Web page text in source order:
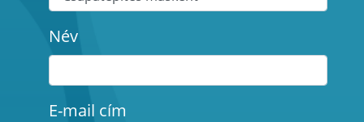
Név
E-mail cím